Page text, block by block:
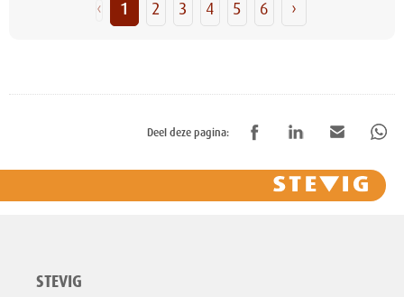
‹ 1 2 3 4 5 6 ›
Deel deze pagina:
STEVIG